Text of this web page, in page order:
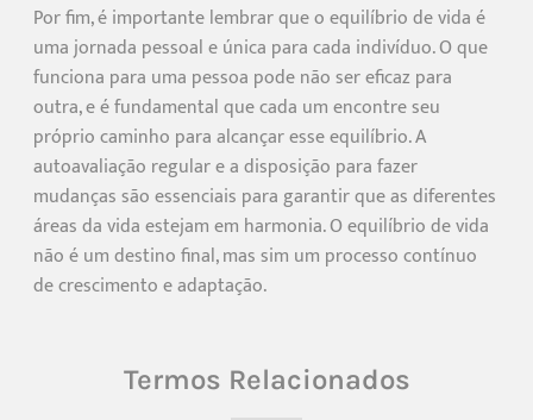
Por fim, é importante lembrar que o equilíbrio de vida é
uma jornada pessoal e única para cada indivíduo. O que
funciona para uma pessoa pode não ser eficaz para
outra, e é fundamental que cada um encontre seu
próprio caminho para alcançar esse equilíbrio. A
autoavaliação regular e a disposição para fazer
mudanças são essenciais para garantir que as diferentes
áreas da vida estejam em harmonia. O equilíbrio de vida
não é um destino final, mas sim um processo contínuo
de crescimento e adaptação.
Termos Relacionados